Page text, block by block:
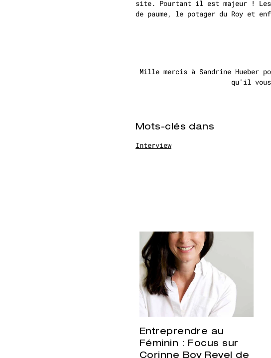
site. Pourtant il est majeur !
de paume, le potager du Roy et
Mille mercis à Sandrine Hueber
qu'il
Mots-clés dans
Interview
Entreprendre au
Féminin : Focus sur
Corinne Boy Revel de